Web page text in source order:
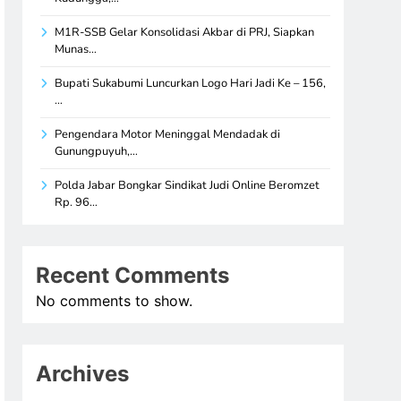
M1R-SSB Gelar Konsolidasi Akbar di PRJ, Siapkan
Munas…
Bupati Sukabumi Luncurkan Logo Hari Jadi Ke – 156,
…
Pengendara Motor Meninggal Mendadak di
Gunungpuyuh,…
Polda Jabar Bongkar Sindikat Judi Online Beromzet
Rp. 96…
Recent Comments
No comments to show.
Archives